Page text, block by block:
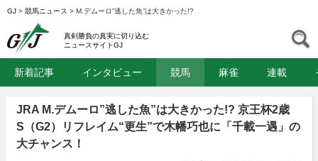
GJ > 競馬ニュース > M.デムーロ”逃した魚”は大きかった!?
真剣勝負の真実に切り込む
ニュースサイトGJ
新着記事 インタビュー 競馬 麻雀 連載
JRA M.デムーロ”逃した魚”は大きかった!? 京王杯2歳
S（G2）リフレイム“更生”で木幡巧也に「千載一遇」の
大チャンス！